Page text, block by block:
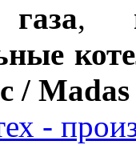
,
/ Madas